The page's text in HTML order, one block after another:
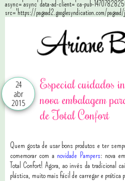
async='async' data-ad-client='ca-pub-
src='https://pagead2.googlesyndication.com/
24
abr
2015
Especial cuidados
nova embalagem
de Total Confort
Quem gosta de usar bons produtos e ter
comemorar com a novidade Pampers: nova
Total Confort! Agora, ao invés da tradicional
plástica, muito mais fácil de carregar e prática